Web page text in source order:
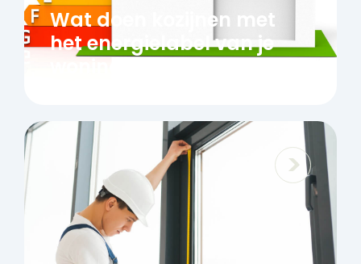
Wat doen kozijnen met
het energielabel van je
woning?